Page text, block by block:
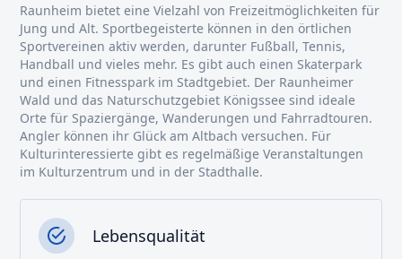
Raunheim bietet eine Vielzahl von Freizeitmöglichkeiten für
Jung und Alt. Sportbegeisterte können in den örtlichen
Sportvereinen aktiv werden, darunter Fußball, Tennis,
Handball und vieles mehr. Es gibt auch einen Skaterpark
und einen Fitnesspark im Stadtgebiet. Der Raunheimer
Wald und das Naturschutzgebiet Königssee sind ideale
Orte für Spaziergänge, Wanderungen und Fahrradtouren.
Angler können ihr Glück am Altbach versuchen. Für
Kulturinteressierte gibt es regelmäßige Veranstaltungen
im Kulturzentrum und in der Stadthalle.
Lebensqualität